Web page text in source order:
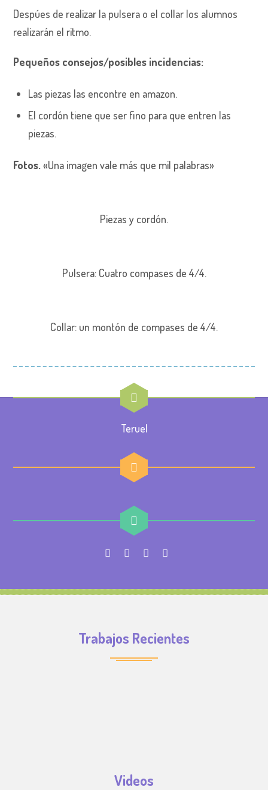
Despúes de realizar la pulsera o el collar los alumnos
realizarán el ritmo.
Pequeños consejos/posibles incidencias:
Las piezas las encontre en amazon.
El cordón tiene que ser fino para que entren las
piezas.
Fotos.«Una imagen vale más que mil palabras»
Piezas y cordón.
Pulsera: Cuatro compases de 4/4.
Collar: un montón de compases de 4/4.
Teruel
Trabajos Recientes
Videos